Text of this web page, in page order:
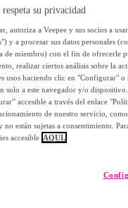
34
-34
respeta su privacidad
autoriza a Veepee y sus socios a
y a procesar sus datos personales
de miembro) con el fin de ofrecerle
realizar ciertos análisis sobre la
usos haciendo clic en "Configurar"
solo a este navegador y/o
accesible a través del enlace
de nuestro servicio,
no están sujetas a consentimiento.
accesible AQUÍ.